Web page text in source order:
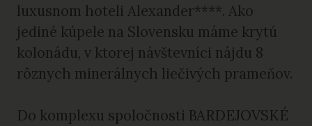
luxusnom hoteli Alexander****. Ako
jediné kúpele na Slovensku máme krytú
kolonádu, v ktorej návštevníci nájdu 8
rôznych minerálnych liečivých prameňov.
Do komplexu spoločnosti BARDEJOVSKÉ